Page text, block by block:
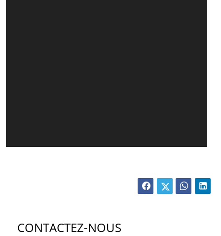
CONTACTEZ-NOUS